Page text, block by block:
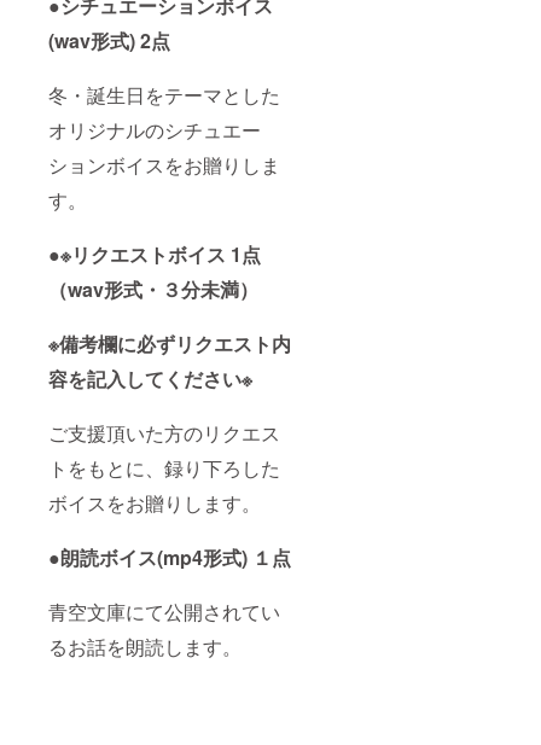
●シチュエーションボイス
(wav形式) 2点
冬・誕生日をテーマとした
オリジナルのシチュエー
ションボイスをお贈りしま
す。
●※リクエストボイス 1点
（wav形式・３分未満）
※備考欄に必ずリクエスト内
容を記入してください※
ご支援頂いた方のリクエス
トをもとに、録り下ろした
ボイスをお贈りします。
●朗読ボイス(mp4形式) １点
青空文庫にて公開されてい
るお話を朗読します。